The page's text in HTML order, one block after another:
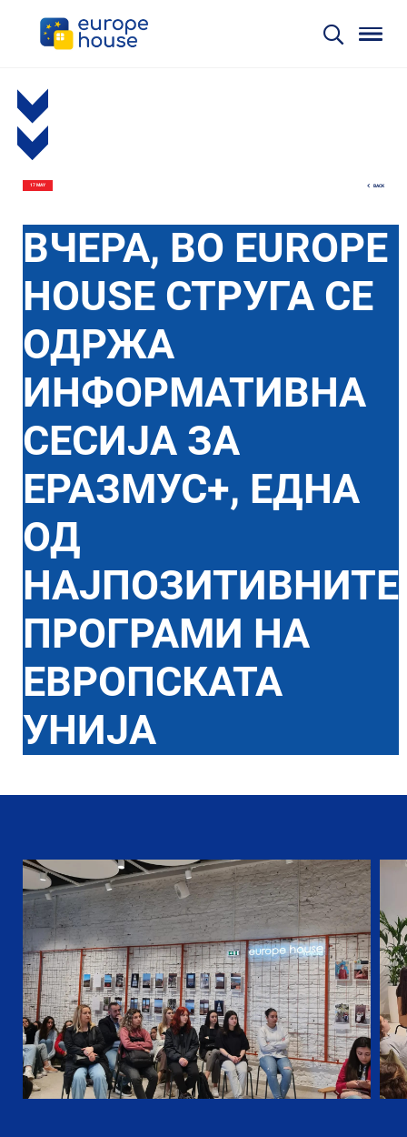
17 MAY BACK
ВЧЕРА, ВО EUROPE
HOUSE СТРУГА СЕ
ОДРЖА
ИНФОРМАТИВНА
СЕСИЈА ЗА
ЕРАЗМУС+, ЕДНА
ОД
НАЈПОЗИТИВНИТЕ
ПРОГРАМИ НА
ЕВРОПСКАТА
УНИЈА